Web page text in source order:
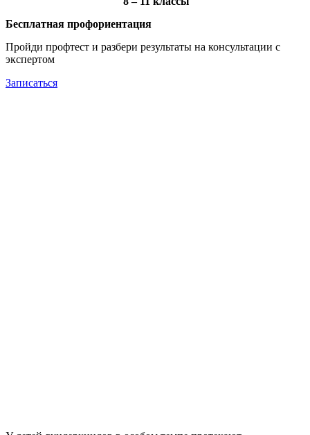
Бесплатная профориентация
Пройди профтест и разбери результаты на консультации с
экспертом
Записаться